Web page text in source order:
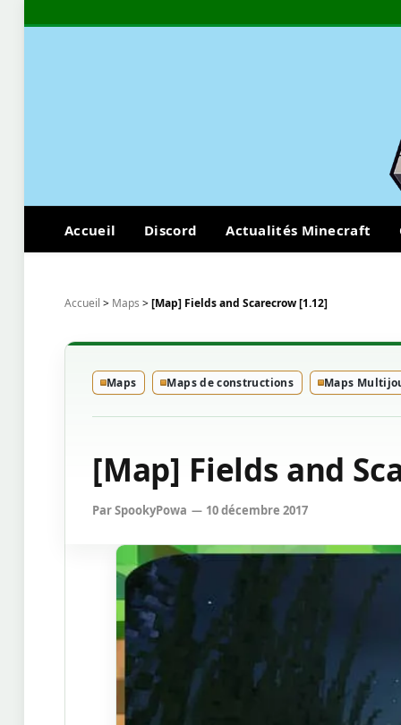
Accueil Discord Actualités Minecraft
Accueil > Maps >[Map] Fields and Scarecrow [1.12]
Maps Maps de constructions Maps
[Map] Fields and
ParSpookyPowa 10 décembre 2017